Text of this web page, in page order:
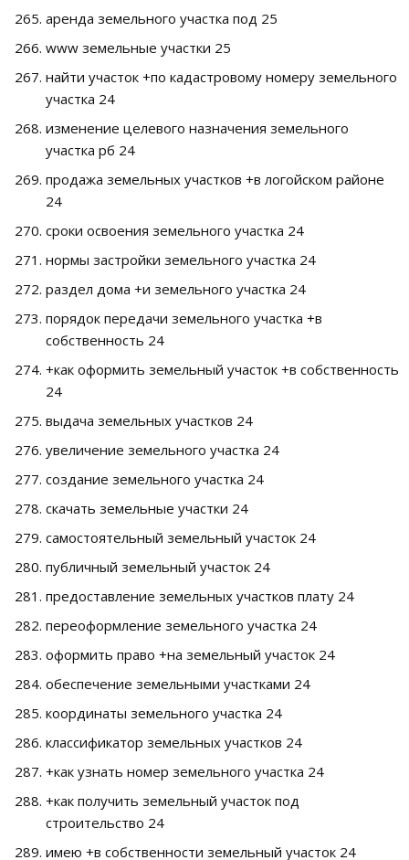
аренда земельного участка под 25
www земельные участки 25
найти участок +по кадастровому номеру земельного
участка 24
изменение целевого назначения земельного
участка рб 24
продажа земельных участков +в логойском районе
24
сроки освоения земельного участка 24
нормы застройки земельного участка 24
раздел дома +и земельного участка 24
порядок передачи земельного участка +в
собственность 24
+как оформить земельный участок +в собственность
24
выдача земельных участков 24
увеличение земельного участка 24
создание земельного участка 24
скачать земельные участки 24
самостоятельный земельный участок 24
публичный земельный участок 24
предоставление земельных участков плату 24
переоформление земельного участка 24
оформить право +на земельный участок 24
обеспечение земельными участками 24
координаты земельного участка 24
классификатор земельных участков 24
+как узнать номер земельного участка 24
+как получить земельный участок под
строительство 24
имею +в собственности земельный участок 24